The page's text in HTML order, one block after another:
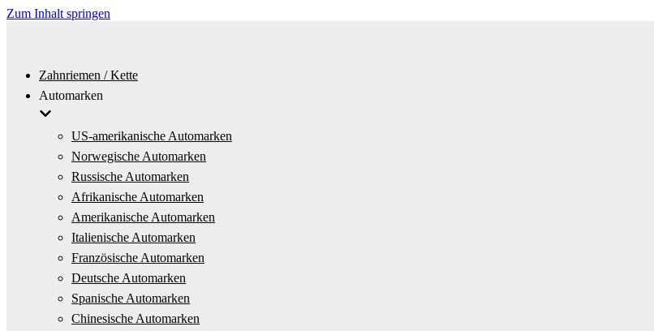
Zum Inhalt springen
Zahnriemen / Kette
Automarken
US-amerikanische Automarken
Norwegische Automarken
Russische Automarken
Afrikanische Automarken
Amerikanische Automarken
Italienische Automarken
Französische Automarken
Deutsche Automarken
Spanische Automarken
Chinesische Automarken